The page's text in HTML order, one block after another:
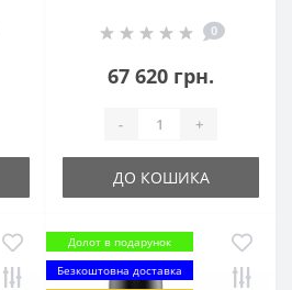
0
67 620 грн.
- +
ДО КОШИКА
Долот в подарунок
Безкоштовна доставка